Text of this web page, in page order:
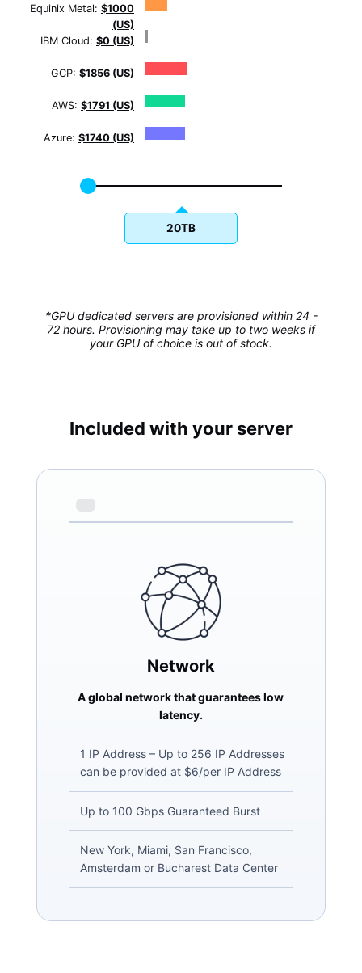
Equinix Metal: $1000
(US)
IBM Cloud: $0 (US)
GCP: $1856 (US)
AWS: $1791 (US)
Azure: $1740 (US)
20TB
*GPU dedicated servers are provisioned within 24 -
72 hours. Provisioning may take up to two weeks if
your GPU of choice is out of stock.
Included with your server
Network
A global network that guarantees low
latency.
1 IP Address – Up to 256 IP Addresses
can be provided at $6/per IP Address
Up to 100 Gbps Guaranteed Burst
New York, Miami, San Francisco,
Amsterdam or Bucharest Data Center